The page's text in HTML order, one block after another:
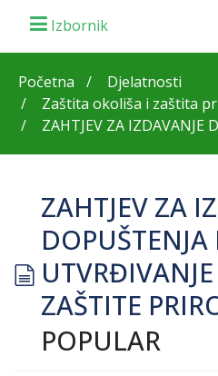
Početna
Djelatnosti
Zaštita okoliša i zaštita
ZAHTJEV ZA IZDAVANJE
document
ZAHTJEV ZA
DOPUŠTENJA
ZAŠTITE
POPULAR